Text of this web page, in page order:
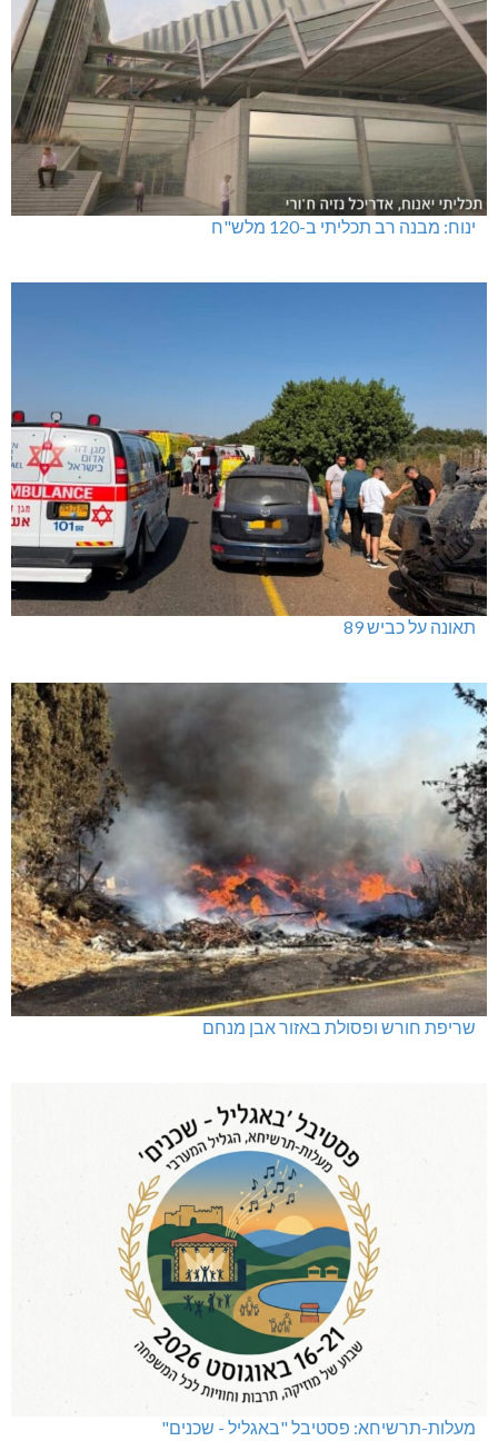
ינוח: מבנה רב תכליתי ב-120 מלש"ח
תאונה על כביש 89
שריפת חורש ופסולת באזור אבן מנחם
מעלות-תרשיחא: פסטיבל "באגליל - שכנים"